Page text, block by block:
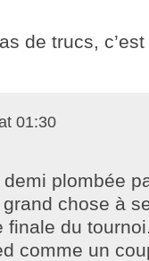
de trucs,
01:30
plombée
chose à
finale du
comme un